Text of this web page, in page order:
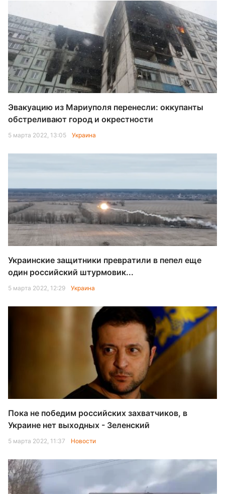
Эвакуацию из Мариуполя перенесли: оккупанты
обстреливают город и окрестности
5 марта 2022, 13:05 Украина
Украинские защитники превратили в пепел еще
один российский штурмовик...
5 марта 2022, 12:29 Украина
Пока не победим российских захватчиков, в
Украине нет выходных - Зеленский
5 марта 2022, 11:37 Новости